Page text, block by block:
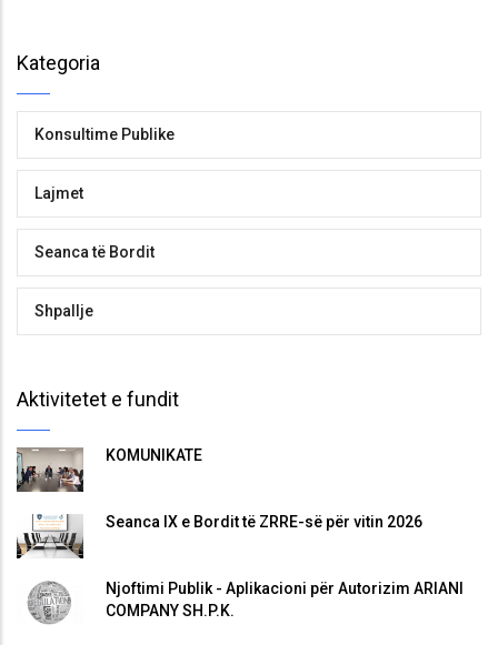
Kategoria
Konsultime Publike
Lajmet
Seanca të Bordit
Shpallje
Aktivitetet e fundit
KOMUNIKATË
Seanca IX e Bordit të ZRRE-së për vitin 2026
Njoftimi Publik - Aplikacioni për Autorizim ARIANI
COMPANY SH.P.K.